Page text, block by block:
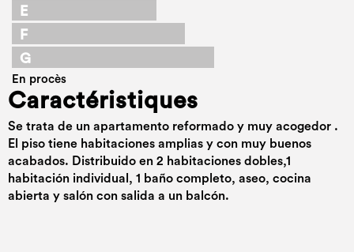
E
F
G
En procès
Caractéristiques
Se trata de un apartamento reformado y muy acogedor .
El piso tiene habitaciones amplias y con muy buenos
acabados. Distribuido en 2 habitaciones dobles,1
habitación individual, 1 baño completo, aseo, cocina
abierta y salón con salida a un balcón.